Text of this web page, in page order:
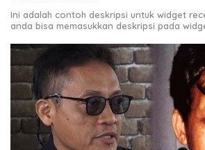
Ini adalah contoh deskripsi untuk widget
anda bisa memasukkan deskripsi pada